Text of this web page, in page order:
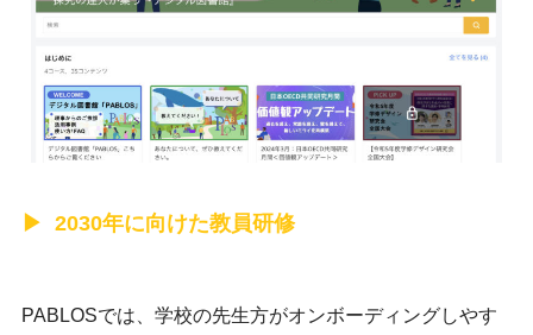
2030年に向けた教員研修
PABLOSでは、学校の先生方がオンボーディングしやす